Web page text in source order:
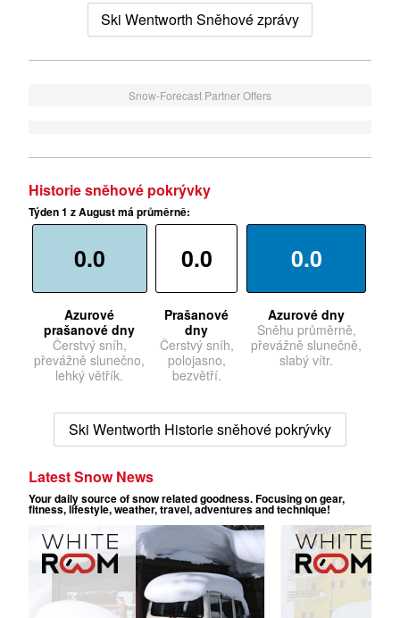
Ski Wentworth Sněhové zprávy
Snow-Forecast Partner Offers
Historie sněhové pokrývky
Týden 1 z August má průměrně:
0.0
Azurové
prašanové dny
Čerstvý sníh,
převážně slunečno,
lehký větřík.
0.0
Prašanové
dny
Čerstvý sníh,
polojasno,
bezvětří.
0.0
Azurové dny
Sněhu průměrně,
převážně slunečně,
slabý vítr.
Ski Wentworth Historie sněhové pokrývky